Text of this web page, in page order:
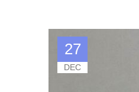
27
DEC